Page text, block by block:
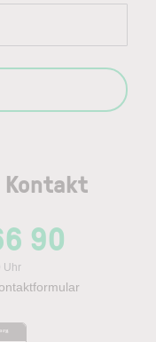
Kontakt
90
Uhr
.org